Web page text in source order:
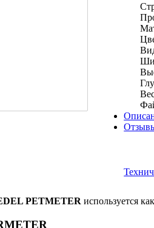
PETMETER используется